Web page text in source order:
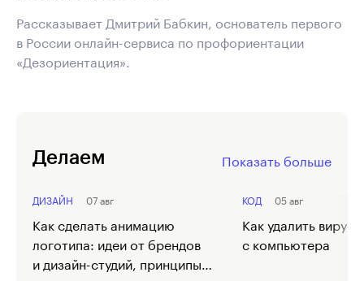
Рассказывает Дмитрий Бабкин, основатель первого
в России онлайн-сервиса по профориентации
«Дезориентация».
Делаем Показать больше
07 авг
ДИЗАЙН
Как сделать анимацию
логотипа: идеи от брендов
и дизайн-студий, принципы
05 авг
КОД
Как удалить вирусы
с компьютера